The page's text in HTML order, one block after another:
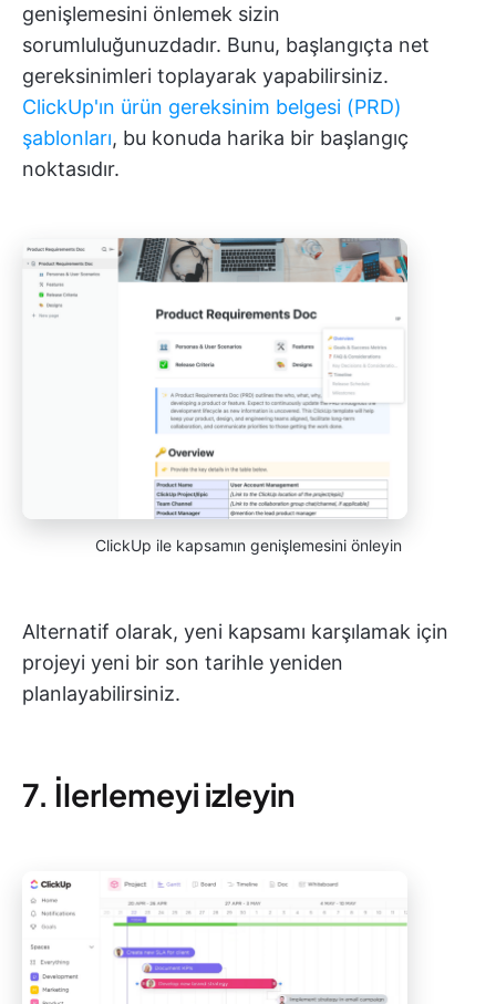
genişlemesini önlemek sizin
sorumluluğunuzdadır. Bunu, başlangıçta net
gereksinimleri toplayarak yapabilirsiniz.
ClickUp'ın ürün gereksinim belgesi (PRD)
şablonları, bu konuda harika bir başlangıç
noktasıdır.
ClickUp ile kapsamın genişlemesini önleyin
Alternatif olarak, yeni kapsamı karşılamak için
projeyi yeni bir son tarihle yeniden
planlayabilirsiniz.
7. İlerlemeyi izleyin